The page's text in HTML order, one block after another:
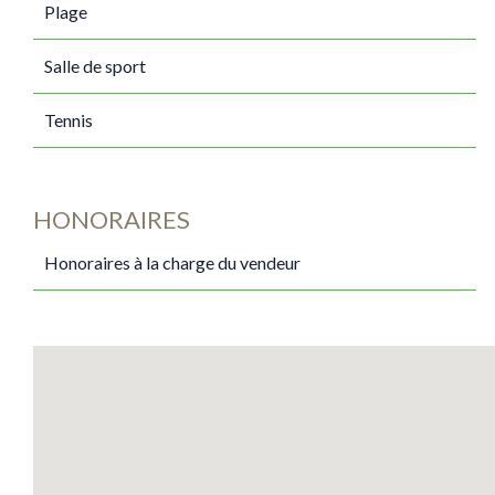
Plage
Salle de sport
Tennis
HONORAIRES
Honoraires à la charge du vendeur